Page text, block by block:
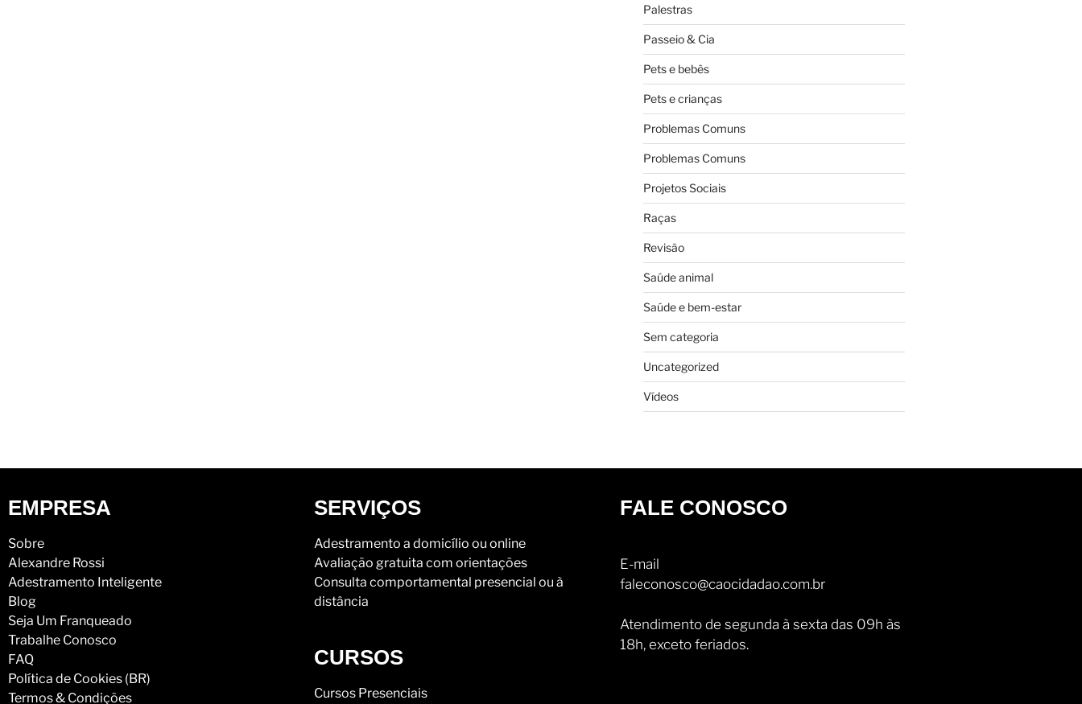
Palestras
Passeio & Cia
Pets e bebês
Pets e crianças
Problemas Comuns
Problemas Comuns
Projetos Sociais
Raças
Revisão
Saúde animal
Saúde e bem-estar
Sem categoria
Uncategorized
Vídeos
EMPRESA
Sobre
Alexandre Rossi
Adestramento Inteligente
Blog
Seja Um Franqueado
Trabalhe Conosco
FAQ
Política de Cookies (BR)
Termos & Condições
SERVIÇOS
Adestramento a domicílio ou online
Avaliação gratuita com orientações
Consulta comportamental presencial ou à
distância
CURSOS
Cursos Presenciais
FALE CONOSCO
E-mail
faleconosco@caocidadao.com.br
Atendimento de segunda à sexta das 09h às
18h, exceto feriados.